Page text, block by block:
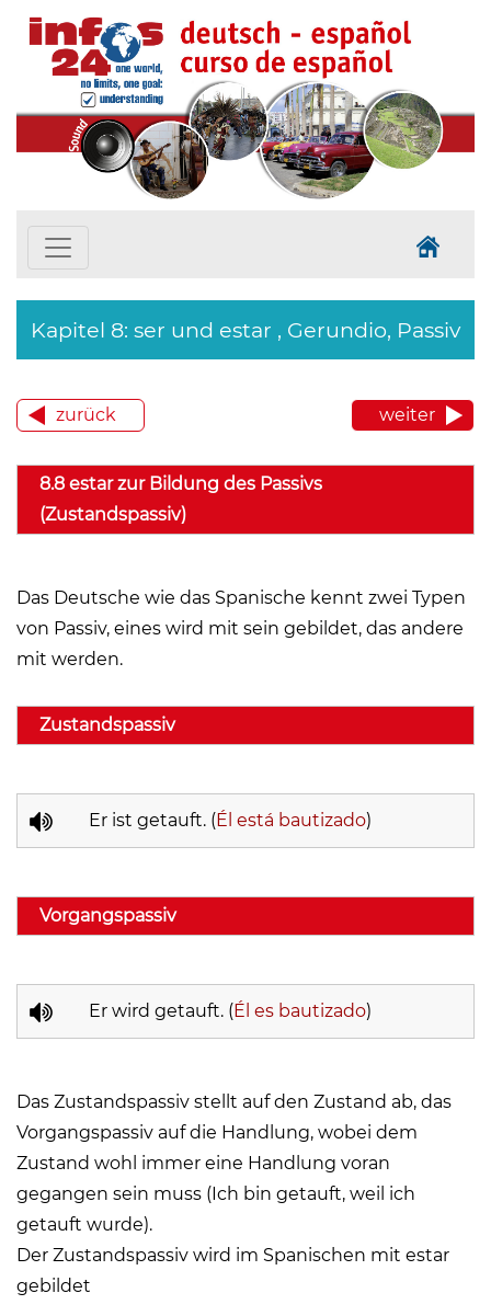
Kapitel 8: ser und estar , Gerundio, Passiv
zurück weiter
8.8 estar zur Bildung des Passivs
(Zustandspassiv)
Das Deutsche wie das Spanische kennt zwei Typen
von Passiv, eines wird mit sein gebildet, das andere
mit werden.
Zustandspassiv
Er ist getauft. ( Él está bautizado)
Vorgangspassiv
Er wird getauft. ( Él es bautizado)
Das Zustandspassiv stellt auf den Zustand ab, das
Vorgangspassiv auf die Handlung, wobei dem
Zustand wohl immer eine Handlung voran
gegangen sein muss (Ich bin getauft, weil ich
getauft wurde).
Der Zustandspassiv wird im Spanischen mit estar
gebildet